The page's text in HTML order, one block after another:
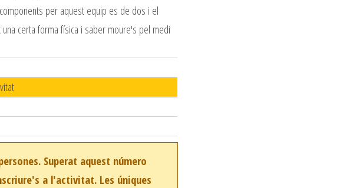
per aquest equip es de dos i el
certa forma física i saber moure's pel medi
Superat aquest número
a l'activitat. Les úniques